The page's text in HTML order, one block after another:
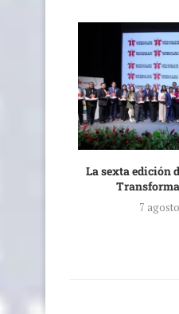
La sexta edición
7